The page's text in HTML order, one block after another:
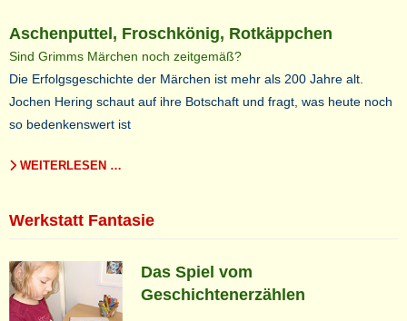
Aschenputtel, Froschkönig, Rotkäppchen
Sind Grimms Märchen noch zeitgemäß?
Die Erfolgsgeschichte der Märchen ist mehr als 200 Jahre alt.
Jochen Hering schaut auf ihre Botschaft und fragt, was heute noch
so bedenkenswert ist
WEITERLESEN …
Werkstatt Fantasie
Das Spiel vom
Geschichtenerzählen